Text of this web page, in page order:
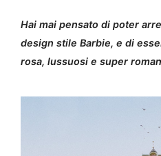
Hai mai pensato di poter
design stile Barbie, e di
rosa, lussuosi e super